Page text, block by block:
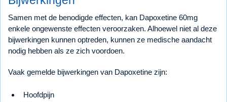
Samen met de benodigde effecten, kan Dapoxetine 60mg
enkele ongewenste effecten veroorzaken. Alhoewel niet al deze
bijwerkingen kunnen optreden, kunnen ze medische aandacht
nodig hebben als ze zich voordoen.
Vaak gemelde bijwerkingen van Dapoxetine zijn:
Hoofdpijn